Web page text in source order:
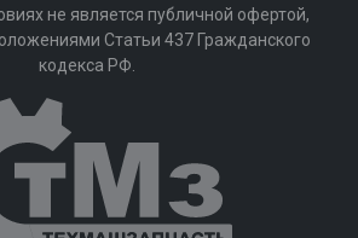
не является публичной офертой,
Статьи 437 Гражданского
кодекса РФ.